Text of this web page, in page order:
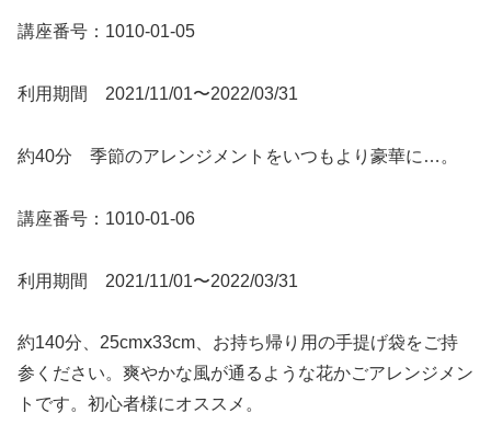
講座番号：1010-01-05
利用期間 2021/11/01〜2022/03/31
約40分 季節のアレンジメントをいつもより豪華に…。
講座番号：1010-01-06
利用期間 2021/11/01〜2022/03/31
約140分、25cmⅹ33cm、お持ち帰り用の手提げ袋をご持
参ください。爽やかな風が通るような花かごアレンジメン
トです。初心者様にオススメ。